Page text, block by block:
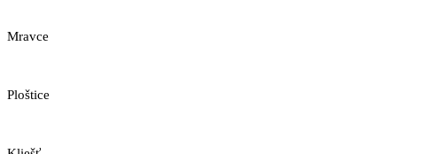
Mravce
Ploštice